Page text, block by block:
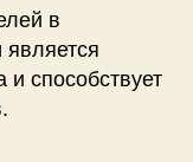
в
способствует